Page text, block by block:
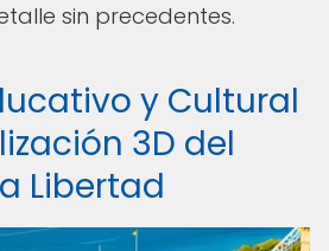
sin precedentes.
y Cultural
3D del
Libertad